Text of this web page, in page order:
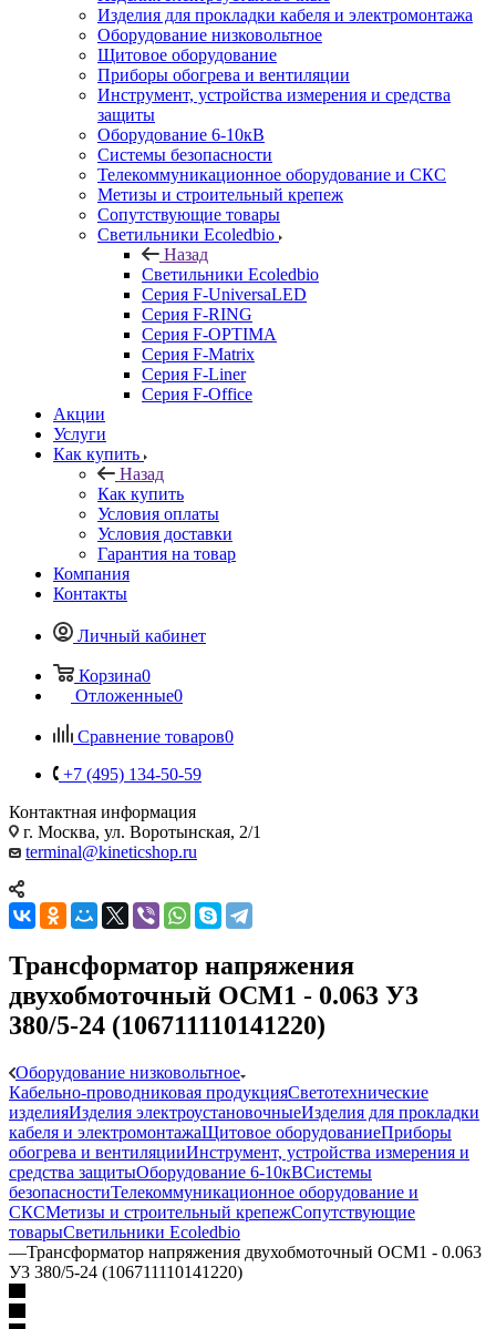
Изделия для прокладки кабеля и электромонтажа
Оборудование низковольтное
Щитовое оборудование
Приборы обогрева и вентиляции
Инструмент, устройства измерения и средства
защиты
Оборудование 6-10кВ
Системы безопасности
Телекоммуникационное оборудование и СКС
Метизы и строительный крепеж
Сопутствующие товары
Светильники Ecoledbio
Назад
Светильники Ecoledbio
Серия F-UniversaLED
Серия F-RING
Серия F-OPTIMA
Серия F-Matrix
Серия F-Liner
Серия F-Office
Акции
Услуги
Как купить
Назад
Как купить
Условия оплаты
Условия доставки
Гарантия на товар
Компания
Контакты
Личный кабинет
Корзина0
Отложенные0
Сравнение товаров0
+7 (495) 134-50-59
Контактная информация
г. Москва, ул. Воротынская, 2/1
terminal@kineticshop.ru
Трансформатор напряжения
двухобмоточный ОСМ1 - 0.063 У3
380/5-24 (106711110141220)
Оборудование низковольтное
Кабельно-проводниковая продукцияСветотехнические
изделияИзделия электроустановочныеИзделия для прокладки
кабеля и электромонтажаЩитовое оборудованиеПриборы
обогрева и вентиляцииИнструмент, устройства измерения и
средства защитыОборудование 6-10кВСистемы
безопасностиТелекоммуникационное оборудование и
СКСМетизы и строительный крепежСопутствующие
товарыСветильники Ecoledbio
—Трансформатор напряжения двухобмоточный ОСМ1 - 0.063
У3 380/5-24 (106711110141220)